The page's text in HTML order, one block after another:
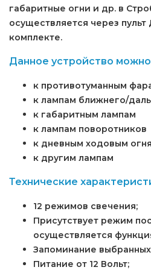
габаритные огни и др. в
осуществляется через
комплекте.
Данное устройство
к противотуманным
к лампам ближнего/
к габаритным лампам
к лампам поворотников
к дневным ходовым
к другим лампам
Технические
12 режимов свечения;
Присутствует режим
осуществляется
Запоминание
Питание от 12 Вольт;